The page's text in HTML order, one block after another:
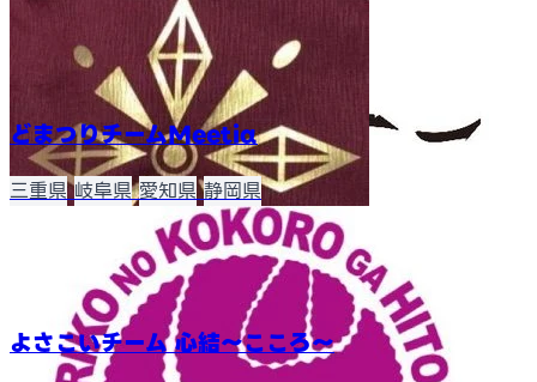
どまつりチームMeetiα
三重県 岐阜県 愛知県 静岡県
よさこいチーム 心結〜こころ〜